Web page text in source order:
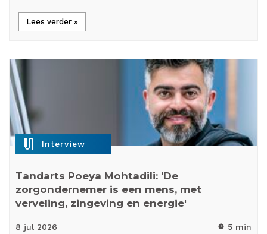
Lees verder »
mic_external_on Interview
Tandarts Poeya Mohtadili: 'De
zorgondernemer is een mens, met
verveling, zingeving en energie'
8 jul 2026 timer 5 min